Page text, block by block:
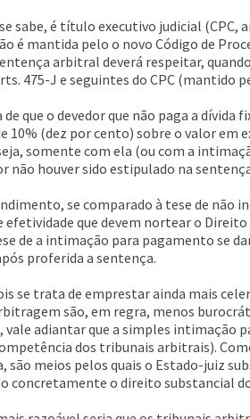
sabe, é título executivo judicial (CPC,
é mantida pelo o novo Código de
arbitral deverá respeitar,
475-J e seguintes do CPC (mantido
que o devedor que não paga a
10% (dez por cento) sobre o valor
somente com ela (ou com a
não houver sido estipulado na
se comparado à tese de não
que devem nortear o
de a intimação para pagamento se
proferida a sentença.
se trata de emprestar ainda mais
são, em regra, menos
adiantar que a simples intimação
dos tribunais arbitrais).
são meios pelos quais o Estado-juiz
concretamente o direito substancial